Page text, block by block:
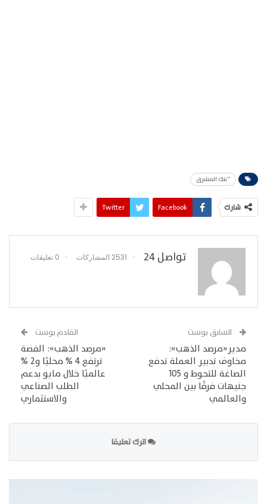
"بنك المشرق
شارك Facebook
Twitter
تواصل 24 2531 المشاركات 0 تعليقات
السابق بوست
مدير«مرصد الذهب»:
مخاوف تدبير العملة تدفع
الصاغة للتحوط و 105
جنيهات فرقًا بين المحلي
والعالمي
القادم بوست
«مرصد الذهب»: الفضة
ترتفع 4 % محليًا و2 %
عالميًا خلال مايو بدعم
الطلب الصناعي
والاستثماري
اترك تعليقا